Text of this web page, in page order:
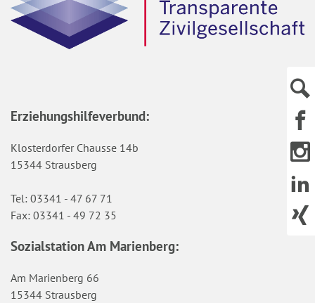
Erziehungshilfeverbund:
Klosterdorfer Chausse 14b
15344 Strausberg
Tel: 03341 - 47 67 71
Fax: 03341 - 49 72 35
Sozialstation Am Marienberg:
Am Marienberg 66
15344 Strausberg